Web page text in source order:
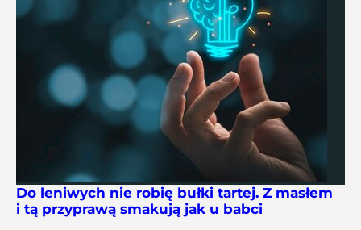
Do leniwych nie robię bułki tartej. Z masłem
i tą przyprawą smakują jak u babci